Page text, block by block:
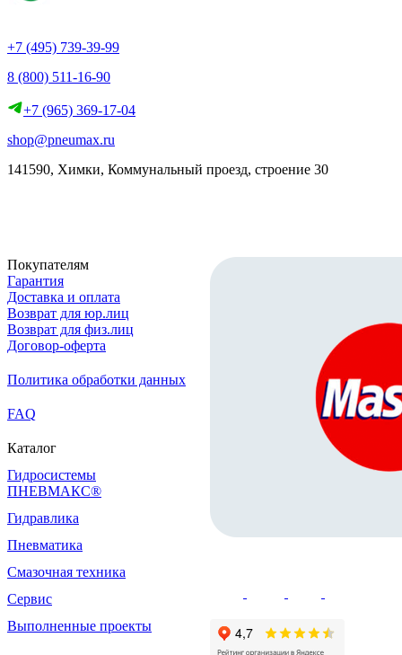
+7 (495) 739-39-99
8 (800) 511-16-90
+7 (965) 369-17-04
shop@pneumax.ru
141590, Химки, Коммунальный проезд, строение 30
Покупателям
Гарантия
Доставка и оплата
Возврат для юр.лиц
Возврат для физ.лиц
Договор-оферта
Политика обработки данных
FAQ
Каталог
Гидросистемы
ПНЕВМАКС®
Гидравлика
Пневматика
Смазочная техника
Сервис
Выполненные проекты